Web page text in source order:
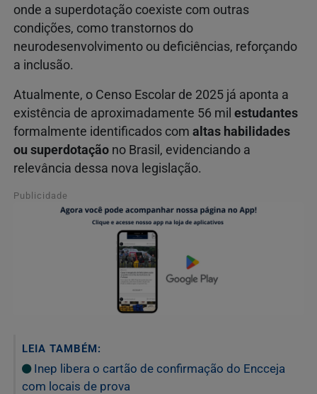
onde a superdotação coexiste com outras
condições, como transtornos do
neurodesenvolvimento ou deficiências, reforçando
a inclusão.
Atualmente, o Censo Escolar de 2025 já aponta a
existência de aproximadamente 56 mil estudantes
formalmente identificados com altas habilidades
ou superdotação no Brasil, evidenciando a
relevância dessa nova legislação.
Publicidade
LEIA TAMBÉM:
Inep libera o cartão de confirmação do Encceja
com locais de prova